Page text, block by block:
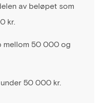
av beløpet som
kr.
mellom 50 000 og
under 50 000 kr.